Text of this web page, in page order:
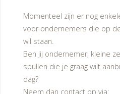
Momenteel zijn er nog
voor ondernemers die op
wil staan.
Ben jij ondernemer, kleine
spullen die je graag wilt
dag?
Neem dan contact op via: